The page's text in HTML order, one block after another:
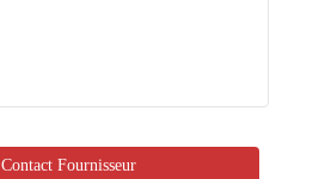
Contact Fournisseur